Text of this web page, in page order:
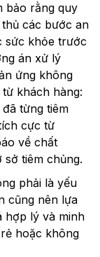
bảo rằng quy
các bước an
sức khỏe trước
án xử lý
ứng không
khách hàng:
từng tiêm
cực từ
về chất
tiêm chủng.
phải là yếu
cũng nên lựa
hợp lý và minh
hoặc không